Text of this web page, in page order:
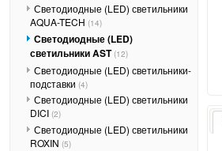
Светодиодные (LED) светильники
AQUA-TECH (14)
Светодиодные (LED)
светильники AST (12)
Светодиодные (LED) светильники-
подставки (4)
Светодиодные (LED) светильники
DICI (2)
Светодиодные (LED) светильники
ROXIN (5)